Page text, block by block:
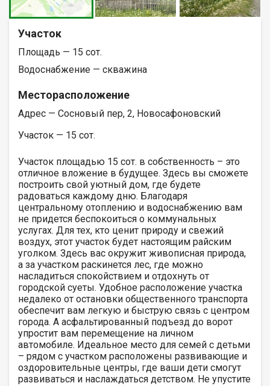
Участок
Площадь — 15 сот.
Водоснабжение — скважина
Месторасположение
Адрес — Сосновый пер, 2, Новосафоновский
Участок — 15 сот.
Участок площадью 15 сот. в собственность – это
отличное вложение в будущее. Здесь вы сможете
построить свой уютный дом, где будете
радоваться каждому дню. Благодаря
центральному отоплению и водоснабжению вам
не придется беспокоиться о коммунальных
услугах. Для тех, кто ценит природу и свежий
воздух, этот участок будет настоящим райским
уголком. Здесь вас окружит живописная природа,
а за участком раскинется лес, где можно
насладиться спокойствием и отдохнуть от
городской суеты. Удобное расположение участка
недалеко от остановки общественного транспорта
обеспечит вам легкую и быструю связь с центром
города. А асфальтированный подъезд до ворот
упростит вам перемещение на личном
автомобиле. Идеальное место для семей с детьми
– рядом с участком расположены развивающие и
оздоровительные центры, где ваши дети смогут
развиваться и наслаждаться детством. Не упустите